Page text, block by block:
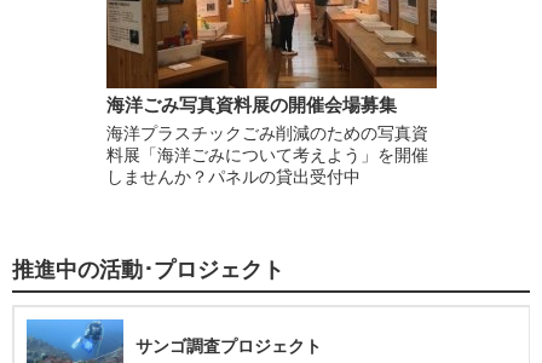
海洋ごみ写真資料展の開催会場募集
海洋プラスチックごみ削減のための写真資
料展「海洋ごみについて考えよう」を開催
しませんか？パネルの貸出受付中
推進中の活動･プロジェクト
サンゴ調査プロジェクト